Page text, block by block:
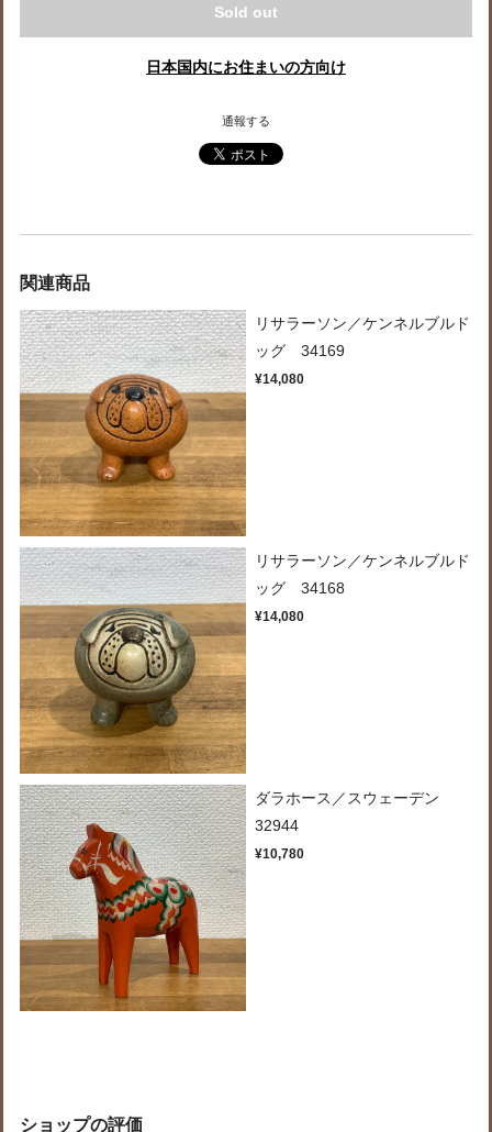
Sold out
日本国内にお住まいの方向け
通報する
関連商品
リサラーソン／ケンネルブルド
ッグ 34169
¥14,080
リサラーソン／ケンネルブルド
ッグ 34168
¥14,080
ダラホース／スウェーデン
32944
¥10,780
ショップの評価